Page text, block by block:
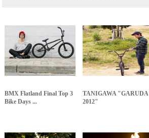
BMX Flatland Final Top 3
Bike Days ...
TANIGAWA "GARUDA
2012"